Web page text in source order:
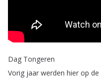
Dag Tongeren
Vorig jaar werden hier op de